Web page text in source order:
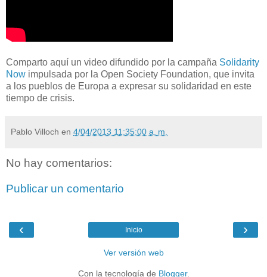
Comparto aquí un video difundido por la campaña Solidarity
Now impulsada por la Open Society Foundation, que invita
a los pueblos de Europa a expresar su solidaridad en este
tiempo de crisis.
Pablo Villoch en 4/04/2013 11:35:00 a. m.
No hay comentarios:
Publicar un comentario
‹ ›
Inicio
Ver versión web
Con la tecnología de Blogger.